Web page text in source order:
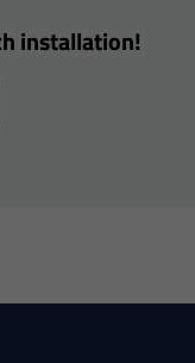
installation!